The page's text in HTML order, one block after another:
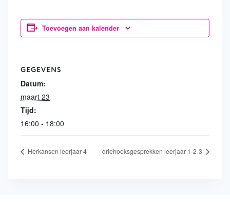
Toevoegen aan kalender
GEGEVENS
Datum:
maart 23
Tijd:
16:00 - 18:00
Herkansen leerjaar 4 driehoeksgesprekken leerjaar 1-2-3